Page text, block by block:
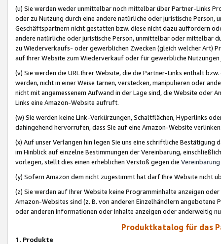
(u) Sie werden weder unmittelbar noch mittelbar über Partner-Links
oder zu Nutzung durch eine andere natürliche oder juristische
Geschäftspartnern nicht gestatten bzw. diese nicht dazu auffordern
andere natürliche oder juristische Person, unmittelbar oder mittelbar
zu Wiederverkaufs- oder gewerblichen Zwecken (gleich welcher Art)
auf Ihrer Website zum Wiederverkauf oder für gewerbliche
(v) Sie werden die URL Ihrer Website, die die Partner-Links enthält
werden, nicht in einer Weise tarnen, verstecken, manipulieren oder
nicht mit angemessenem Aufwand in der Lage sind, die Website oder
Links eine Amazon-Website aufruft.
(w) Sie werden keine Link-Verkürzungen, Schaltflächen, Hyperlinks
dahingehend hervorrufen, dass Sie auf eine Amazon-Website
(x) Auf unser Verlangen hin legen Sie uns eine schriftliche
im Hinblick auf einzelne Bestimmungen der Vereinbarung,
vorlegen, stellt dies einen erheblichen Verstoß gegen die Vereinbarung
(y) Sofern Amazon dem nicht zugestimmt hat darf Ihre Website nicht
(z) Sie werden auf Ihrer Website keine Programminhalte anzeigen
Amazon-Websites sind (z. B. von anderen Einzelhändlern
oder anderen Informationen oder Inhalte anzeigen oder anderweitig
Produktkatalog für das
1. Produkte